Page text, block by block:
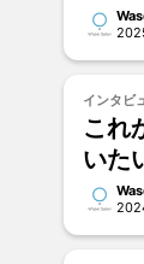
つく
インタビ
これ
いた
ァー
来